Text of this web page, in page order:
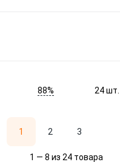
88% 24шт.
1 2 3
1 — 8 из 24 товара